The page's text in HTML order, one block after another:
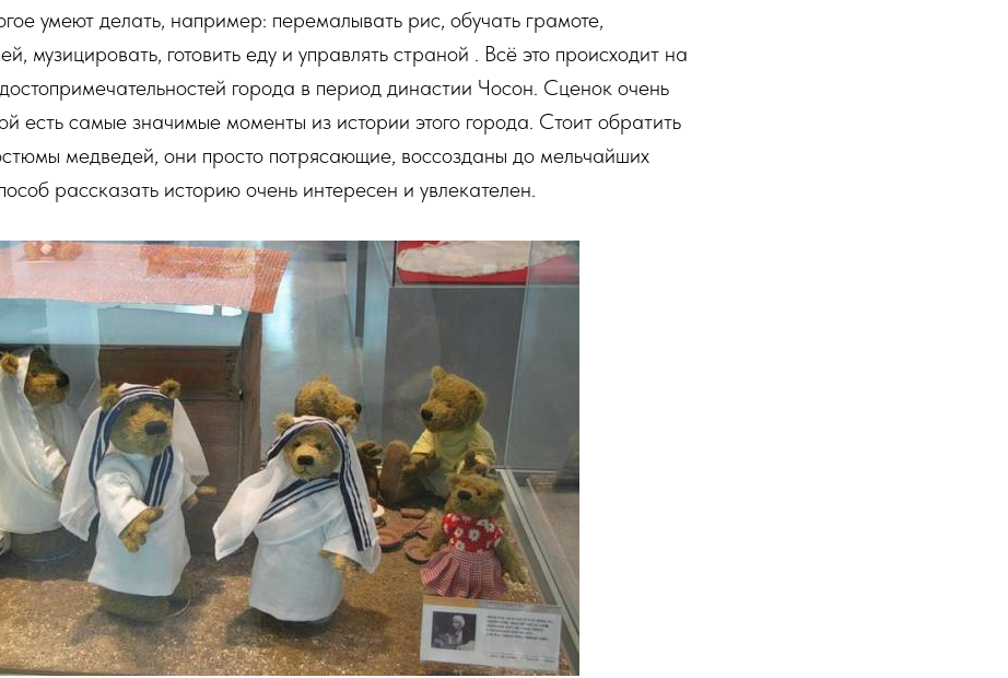
умеют делать, например: перемалывать рис, обучать грамоте,
музицировать, готовить еду и управлять страной . Всё это происходит на
города в период династии Чосон. Сценок очень
есть самые значимые моменты из истории этого города. Стоит обратить
медведей, они просто потрясающие, воссозданы до мельчайших
рассказать историю очень интересен и увлекателен.